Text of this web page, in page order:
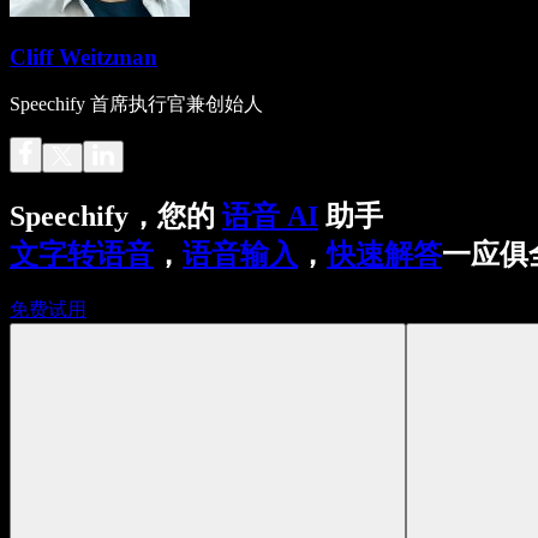
Cliff Weitzman
Speechify 首席执行官兼创始人
Speechify，您的 语音 AI 助手
文字转语音 ， 语音输入 ，快速解答一应俱
免费试用